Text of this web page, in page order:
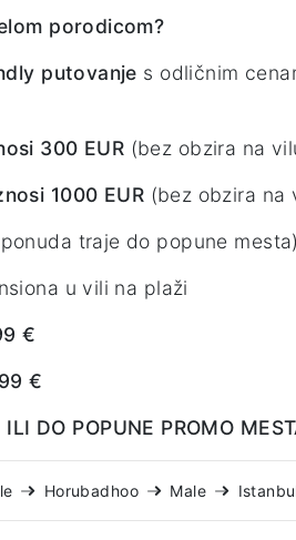
porodicom?
putovanje s odličnim
300 EUR (bez obzira na
1000 EUR (bez obzira na
traje do popune mesta)
u vili na plaži
€
€
DO POPUNE PROMO
Horubadhoo Male